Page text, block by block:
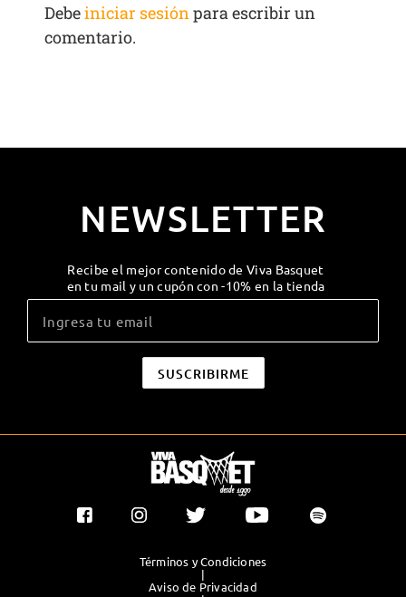
Debeiniciar sesiónpara escribir un
comentario.
NEWSLETTER
Recibe el mejor contenido de Viva Basquet
en tu mail y un cupón con -10% en la tienda
Términos y Condiciones
|
Aviso de Privacidad